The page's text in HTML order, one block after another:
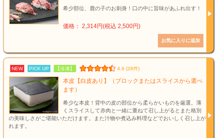
希少部位、鹿の子のお刺身！口の中に旨味があふれ出す！
価格： 2,314円(税込 2,500円)
NEW PICK UP 【冷凍】 4.6 (28件)
本皮【白皮あり】（ブロックまたはスライスから選べ
ます）
希少な本皮！背中の皮の部位から柔らかいものを厳選。薄
くスライスして赤肉と一緒に重ねて召し上がるとまた格別
の美味しさがご堪能いただけます。また汁物や煮込み料理などでおいしく召し上が
れます。